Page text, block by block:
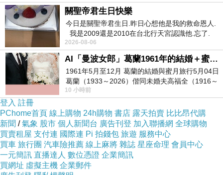
↓↓↓限量特優價格按鈕↓↓↓
關聖帝君生日快樂
今日是關聖帝君生日.昨日心想他是我的救命恩人.
我是2009還是2010在台北行天宮認識他.忘了.
一個奇摩交友的網友學
2026-08-06
AI「曼波女郎」葛蘭1961年的結婚＋蜜月旅行 #戀上老電影 #葛蘭 #粟子
1961年5月至12月 葛蘭的結婚與蜜月旅行5月04日
葛蘭（1933～2026）偕同未婚夫高福全（1916～
2004）乘郵輪赴倫敦6月15日於英國倫敦St.S
10 小時前
登入 註冊
PChome首頁 線上購物 24h購物 書店 露天拍賣 比比昂代購
新聞 /氣象 股市 個人新聞台 廣告刊登 加入聯播網 全球購物
買賣租屋 支付連 國際連 Pi 拍錢包 旅遊 服務中心
買車 旅行團 汽車險推薦 線上麻將 雜誌 星座命理 會員中心
一元簡訊 直播達人 數位憑證 企業簡訊
買網址 虛擬主機 企業郵件